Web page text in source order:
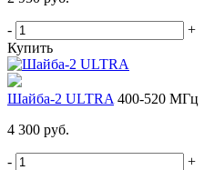
-
+
Купить
Шайба-2 ULTRA 400-520 МГц
4 300 руб.
-
+